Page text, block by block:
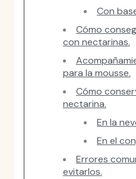
Con
Cómo
con nectarinas.
para la mousse.
Cómo
nectarina.
En la
En el
Errores
evitarlos.